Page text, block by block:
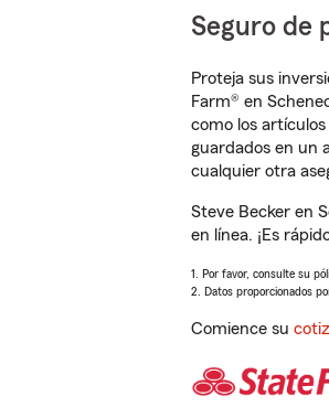
Seguro de
Proteja sus
Farm® en
como los
guardados en un
cualquier otra
Steve Becker en
en línea. ¡Es
1. Por favor, consulte su
2. Datos proporcionados
Comience su